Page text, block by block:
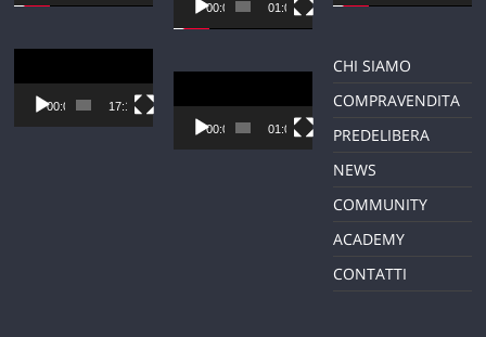
Player
00:00 17:12
00:00 01:01
Player
00:00 01:01
CHI SIAMO
COMPRAVENDITA
PREDELIBERA
NEWS
COMMUNITY
ACADEMY
CONTATTI